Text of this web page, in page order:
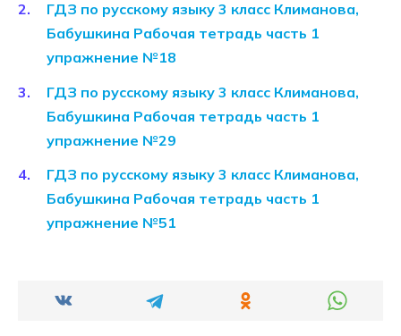
ГДЗ по русскому языку 3 класс Климанова,
Бабушкина Рабочая тетрадь часть 1
упражнение №18
ГДЗ по русскому языку 3 класс Климанова,
Бабушкина Рабочая тетрадь часть 1
упражнение №29
ГДЗ по русскому языку 3 класс Климанова,
Бабушкина Рабочая тетрадь часть 1
упражнение №51